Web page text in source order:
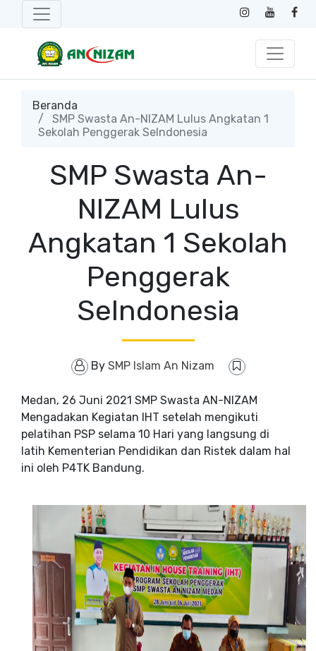
Beranda
SMP Swasta An-NIZAM Lulus Angkatan 1
Sekolah Penggerak SeIndonesia
SMP Swasta An-
NIZAM Lulus
Angkatan 1 Sekolah
Penggerak
SeIndonesia
By SMP Islam An Nizam
Medan, 26 Juni 2021 SMP Swasta AN-NIZAM
Mengadakan Kegiatan IHT setelah mengikuti
pelatihan PSP selama 10 Hari yang langsung di
latih Kementerian Pendidikan dan Ristek dalam hal
ini oleh P4TK Bandung.